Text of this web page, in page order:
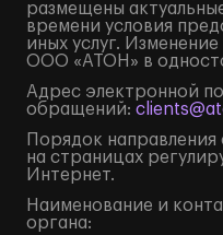
размещены
времени условия
иных услуг.
ООО «АТОН» в
Адрес электронной
обращений:
Порядок
на страницах
Интернет.
Наименование и
органа: